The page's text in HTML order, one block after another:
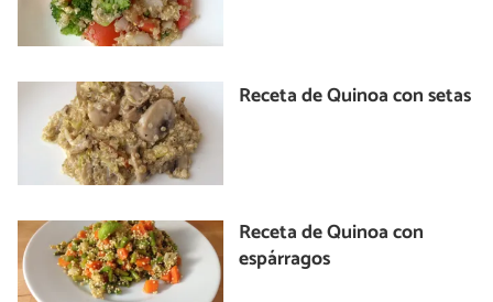
Receta de Quinoa con setas
Receta de Quinoa con
espárragos